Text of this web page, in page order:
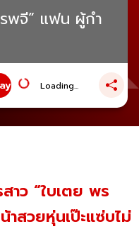
พจี” แฟน ผู้กำ
Loading...
าว “ใบเตย พร
สวยหุ่นเป๊ะแซ่บไม่